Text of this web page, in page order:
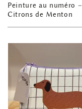
Peinture au numéro –
Citrons de Menton